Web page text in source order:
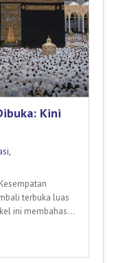
Kini
,
terbuka luas
ini membahas